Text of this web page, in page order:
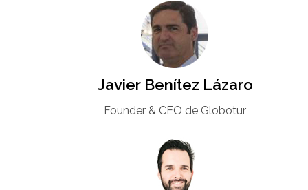
Javier Benítez Lázaro
Founder & CEO de Globotur​